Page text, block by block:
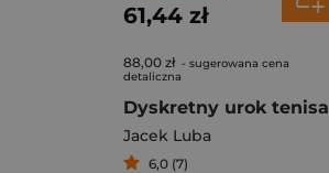
61,44 zł
88,00 zł - sugerowana cena
detaliczna
Dyskretny urok tenisa
Jacek Luba
6,0 (7)